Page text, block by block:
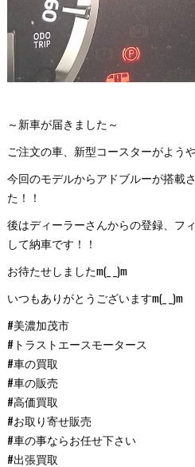
～新車が届きました～
ご注文の車、新型コースターがよう
今回のモデルからアドブルーが搭載
た！！
後はディーラーさんからの登録、フ
して納車です！！
お待たせしましたm(_ _)m
いつもありがとうございますm(_ _)m
#美濃加茂市
#トラストエースモータース
#車の買取
#車の販売
#高価買取
#お取り寄せ販売
#車の事ならお任せ下さい
#出張買取